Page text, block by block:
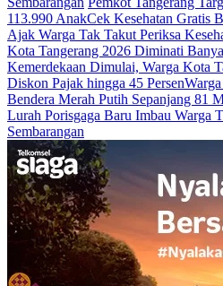
113.990 AnakCek Kesehatan Gratis
Ajak Warga Tak Takut Periksa
Kota Tangerang 2026 Diminati
Kemerdekaan Dimulai, Warga Kota
Diskon Pajak hingga 45 Persen
Bendera Merah Putih Sepanjang 81
Lurah Porisgaga Baru Imbau Warga
Sembarangan